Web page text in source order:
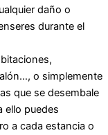
daño o
durante el
o simplemente
que se desembale
ello puedes
a cada estancia o